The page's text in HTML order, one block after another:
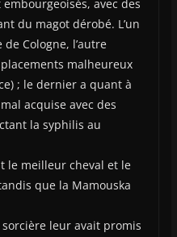
avec des
du magot dérobé. L’un
Cologne, l’autre
malheureux
; le dernier a quant à
acquise avec des
la syphilis au
le meilleur cheval et le
que la Mamouska
leur avait promis